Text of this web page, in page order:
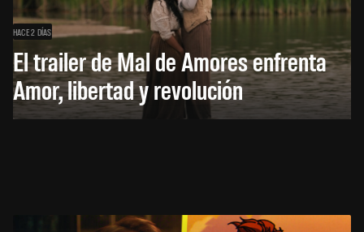
HACE 2 DÍAS
El trailer de Mal de Amores enfrenta
Amor, libertad y revolución